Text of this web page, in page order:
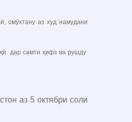
омӯхтану аз худ намудани
дар самти ҳифз ва рушду
аз 5 октябри соли